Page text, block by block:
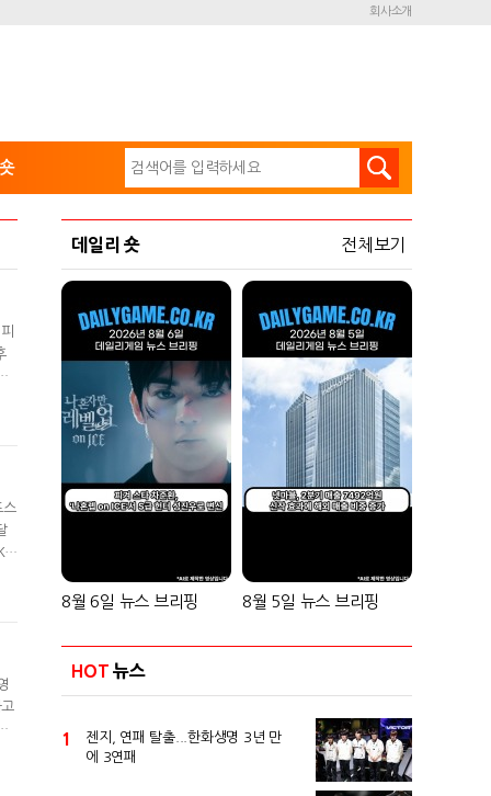
회사소개
스
데일리 숏 전체보기
8월 6일 뉴스 브리핑 8월 5일 뉴스 브리핑
HOT 뉴스
1
젠지, 연패 탈출...한화생명 3년 만
에 3연패